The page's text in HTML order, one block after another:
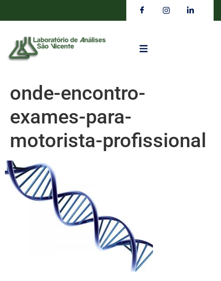
onde-encontro-
exames-para-
motorista-profissional